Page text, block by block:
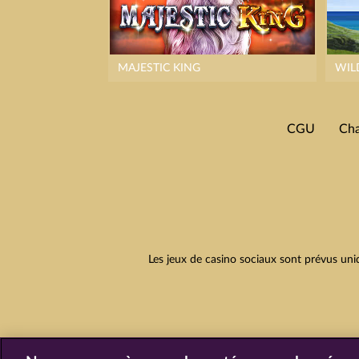
MAJESTIC KING
CGU
Les jeux de casino sociaux sont prévus